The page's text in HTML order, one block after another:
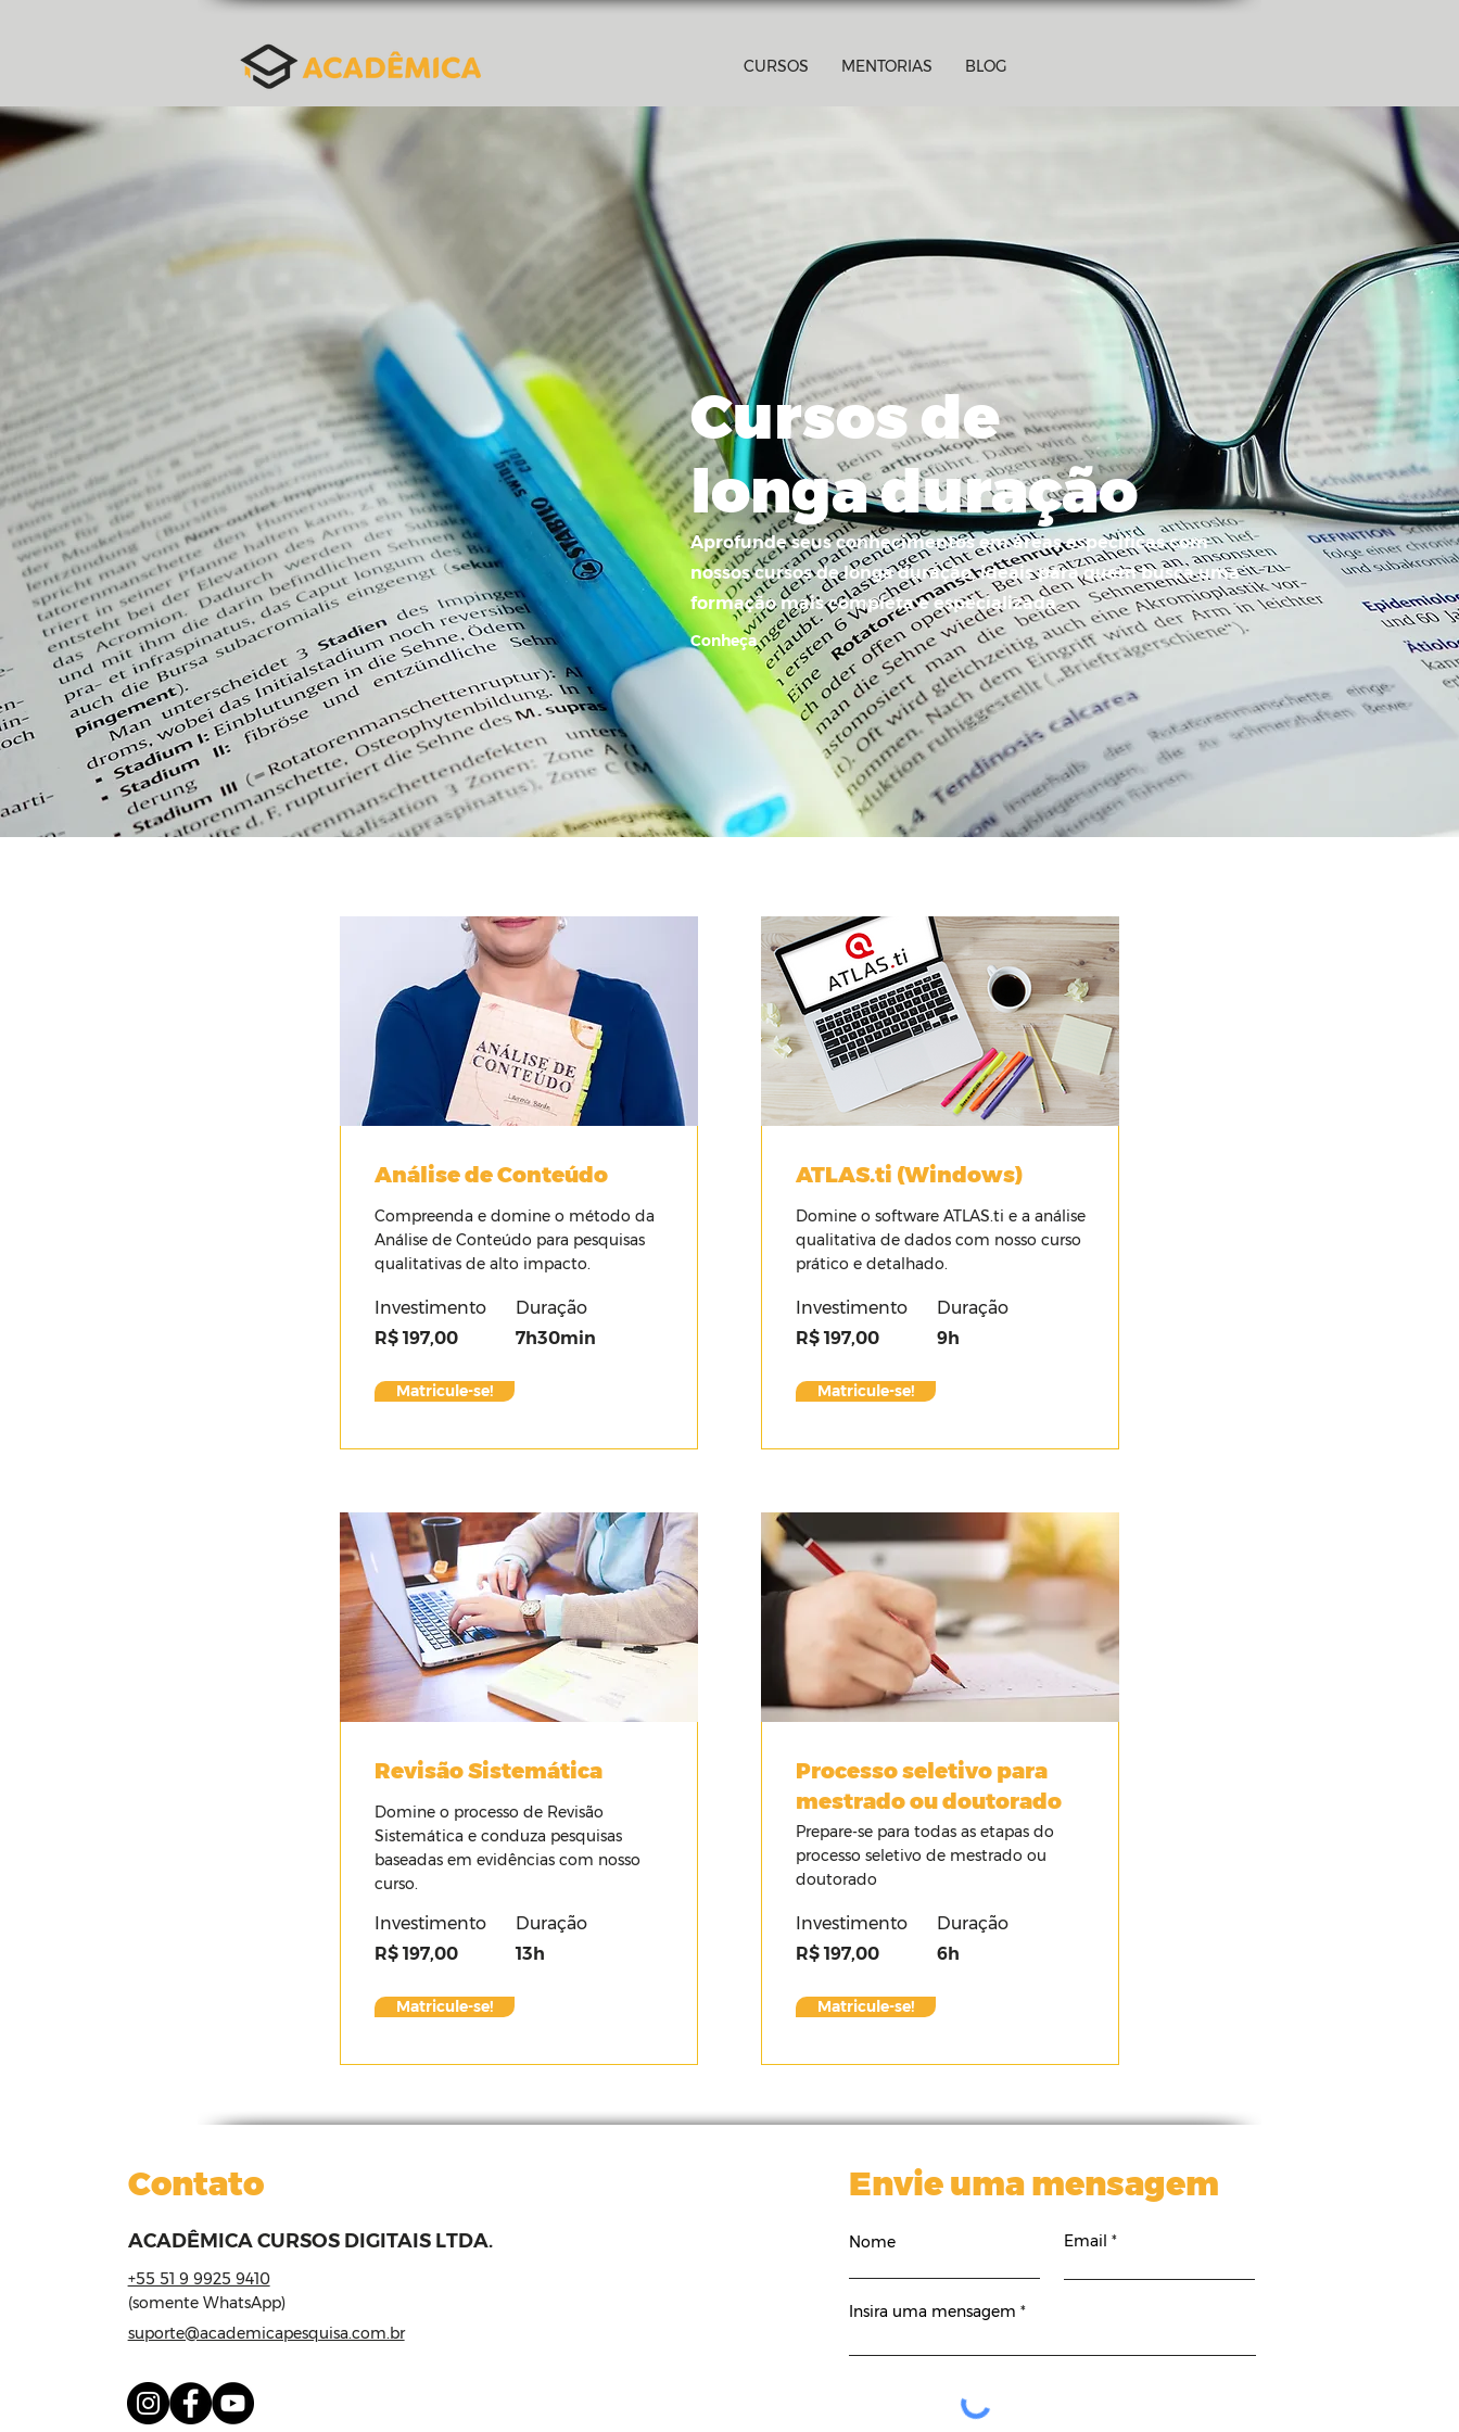
CURSOS MENTORIAS BLOG
Cursos de
longa duração
Aprofunde seus conhecimentos em áreas específicas com
nossos cursos de longa duração, ideais para quem busca uma
formação mais completa e especializada.
Conheça
Análise de Conteúdo
Compreenda e domine o método da
Análise de Conteúdo para pesquisas
qualitativas de alto impacto.
Investimento
R$ 197,00
Duração
7h30min
Matricule-se!
Revisão Sistemática
Domine o processo de Revisão
Sistemática e conduza pesquisas
baseadas em evidências com nosso
curso.
Investimento
R$ 197,00
Duração
13h
Matricule-se!
ATLAS.ti (Windows)
Domine o software ATLAS.ti e a análise
qualitativa de dados com nosso curso
prático e detalhado.
Investimento
R$ 197,00
Duração
9h
Matricule-se!
Processo seletivo para
mestrado ou doutorado
Prepare-se para todas as etapas do
processo seletivo de mestrado ou
doutorado
Investimento
R$ 197,00
Duração
6h
Matricule-se!
Contato
ACADÊMICA CURSOS DIGITAIS LTDA.
+55 51 9 9925 9410
(somente WhatsApp)
suporte@academicapesquisa.com.br
Envie uma mensagem
Nome Email
Insira uma mensagem